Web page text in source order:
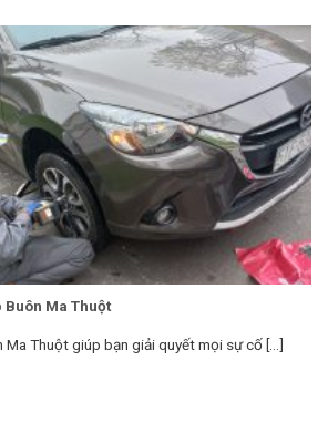
Buôn Ma Thuột
Ma Thuột giúp bạn giải quyết mọi sự cố [...]